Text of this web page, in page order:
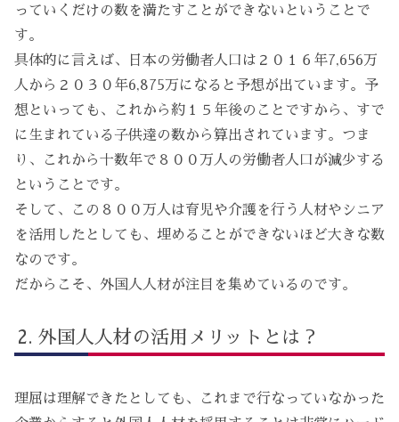
っていくだけの数を満たすことができないということで
す。
具体的に言えば、日本の労働者人口は２０１６年7,656万
人から２０３０年6,875万になると予想が出ています。予
想といっても、これから約１５年後のことですから、すで
に生まれている子供達の数から算出されています。つま
り、これから十数年で８００万人の労働者人口が減少する
ということです。
そして、この８００万人は育児や介護を行う人材やシニア
を活用したとしても、埋めることができないほど大きな数
なのです。
だからこそ、外国人人材が注目を集めているのです。
外国人人材の活用メリットとは？
理屈は理解できたとしても、これまで行なっていなかった